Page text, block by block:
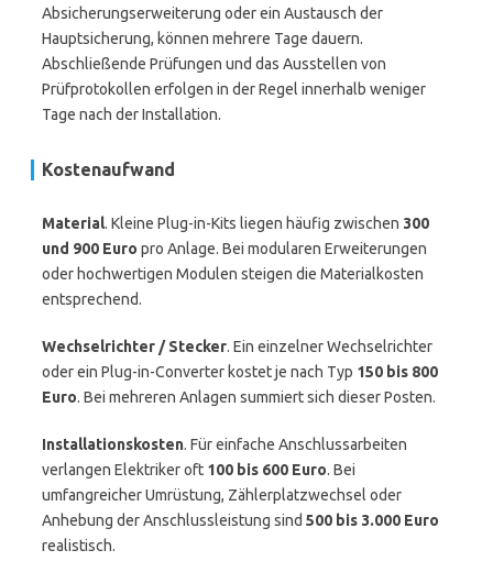
Absicherungserweiterung oder ein Austausch der
Hauptsicherung, können mehrere Tage dauern.
Abschließende Prüfungen und das Ausstellen von
Prüfprotokollen erfolgen in der Regel innerhalb weniger
Tage nach der Installation.
Kostenaufwand
Material. Kleine Plug-in-Kits liegen häufig zwischen 300
und 900 Euro pro Anlage. Bei modularen Erweiterungen
oder hochwertigen Modulen steigen die Materialkosten
entsprechend.
Wechselrichter / Stecker. Ein einzelner Wechselrichter
oder ein Plug-in-Converter kostet je nach Typ 150 bis 800
Euro. Bei mehreren Anlagen summiert sich dieser Posten.
Installationskosten. Für einfache Anschlussarbeiten
verlangen Elektriker oft 100 bis 600 Euro. Bei
umfangreicher Umrüstung, Zählerplatzwechsel oder
Anhebung der Anschlussleistung sind 500 bis 3.000 Euro
realistisch.